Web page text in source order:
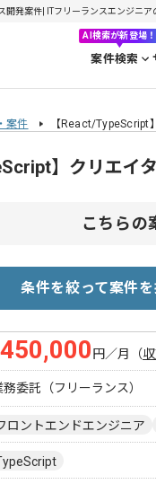
開発案件| ITフリーランスエンジニ
AI検索が新登場！
案件検索
案件 【React/TypeScript
】クリエイ
こちらの
条件を絞って案件を
450,000 円／月 （
務委託（フリーランス）
ロントエンドエンジニア